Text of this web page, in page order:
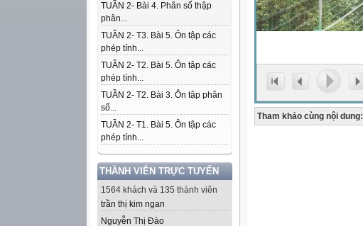
TUẦN 2- Bài 4. Phân số thập
phân...
TUẦN 2- T3. Bài 5. Ôn tập các
phép tính...
TUẦN 2- T2. Bài 5. Ôn tập các
phép tính...
TUẦN 2- T2. Bài 3. Ôn tập phân
số...
TUẦN 2- T1. Bài 5. Ôn tập các
phép tính...
THÀNH VIÊN TRỰC TUYẾN
1564 khách và 135 thành viên
trần thị kim ngan
Nguyễn Thị Đào
Tham khảo cùng nội dung: